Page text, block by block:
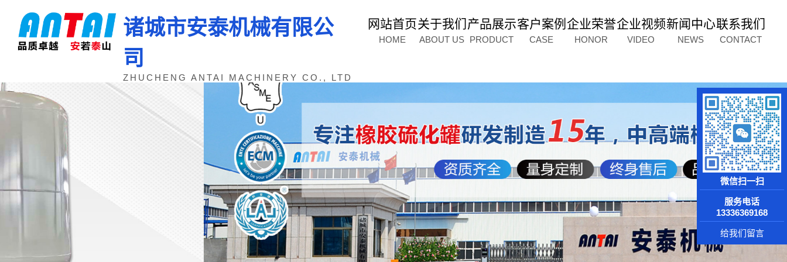
诸城市安泰机械有限公
司
ZHUCHENG ANTAI MACHINERY CO., LTD
网站首页
HOME
关于我们
ABOUT US
产品展示
PRODUCT
客户案例
CASE
企业荣誉
HONOR
企业视频
VIDEO
新闻中心
NEWS
联系我们
CONTACT
微信扫一扫
服务电话
13336369168
给我们留言